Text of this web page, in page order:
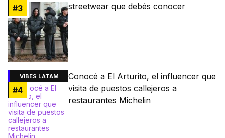
#3
streetwear que debés conocer
VIBES LATAM
#4
Conocé a El Arturito, el influencer que
visita de puestos callejeros a
restaurantes Michelin